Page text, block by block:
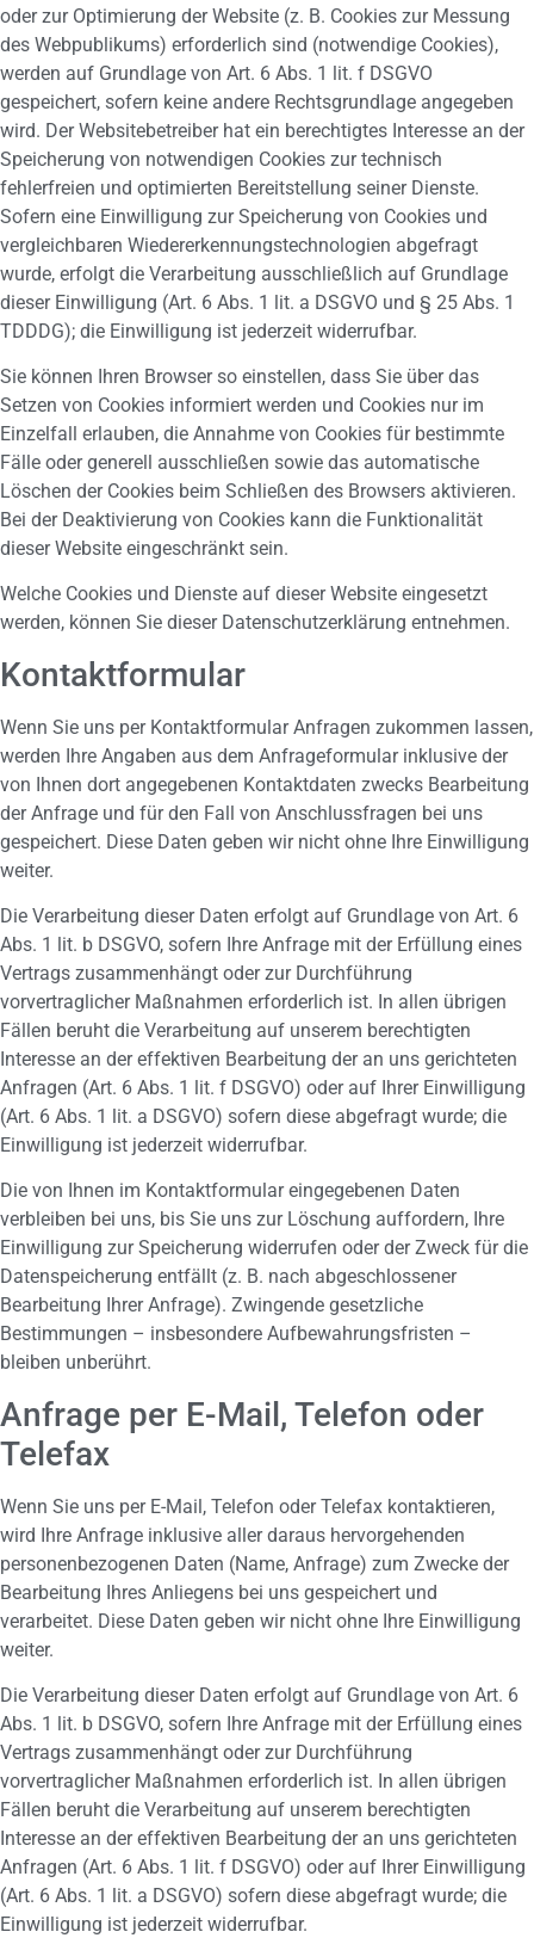
oder zur Optimierung der Website (z. B. Cookies zur Messung
des Webpublikums) erforderlich sind (notwendige Cookies),
werden auf Grundlage von Art. 6 Abs. 1 lit. f DSGVO
gespeichert, sofern keine andere Rechtsgrundlage angegeben
wird. Der Websitebetreiber hat ein berechtigtes Interesse an der
Speicherung von notwendigen Cookies zur technisch
fehlerfreien und optimierten Bereitstellung seiner Dienste.
Sofern eine Einwilligung zur Speicherung von Cookies und
vergleichbaren Wiedererkennungstechnologien abgefragt
wurde, erfolgt die Verarbeitung ausschließlich auf Grundlage
dieser Einwilligung (Art. 6 Abs. 1 lit. a DSGVO und § 25 Abs. 1
TDDDG); die Einwilligung ist jederzeit widerrufbar.
Sie können Ihren Browser so einstellen, dass Sie über das
Setzen von Cookies informiert werden und Cookies nur im
Einzelfall erlauben, die Annahme von Cookies für bestimmte
Fälle oder generell ausschließen sowie das automatische
Löschen der Cookies beim Schließen des Browsers aktivieren.
Bei der Deaktivierung von Cookies kann die Funktionalität
dieser Website eingeschränkt sein.
Welche Cookies und Dienste auf dieser Website eingesetzt
werden, können Sie dieser Datenschutzerklärung entnehmen.
Kontaktformular
Wenn Sie uns per Kontaktformular Anfragen zukommen lassen,
werden Ihre Angaben aus dem Anfrageformular inklusive der
von Ihnen dort angegebenen Kontaktdaten zwecks Bearbeitung
der Anfrage und für den Fall von Anschlussfragen bei uns
gespeichert. Diese Daten geben wir nicht ohne Ihre Einwilligung
weiter.
Die Verarbeitung dieser Daten erfolgt auf Grundlage von Art. 6
Abs. 1 lit. b DSGVO, sofern Ihre Anfrage mit der Erfüllung eines
Vertrags zusammenhängt oder zur Durchführung
vorvertraglicher Maßnahmen erforderlich ist. In allen übrigen
Fällen beruht die Verarbeitung auf unserem berechtigten
Interesse an der effektiven Bearbeitung der an uns gerichteten
Anfragen (Art. 6 Abs. 1 lit. f DSGVO) oder auf Ihrer Einwilligung
(Art. 6 Abs. 1 lit. a DSGVO) sofern diese abgefragt wurde; die
Einwilligung ist jederzeit widerrufbar.
Die von Ihnen im Kontaktformular eingegebenen Daten
verbleiben bei uns, bis Sie uns zur Löschung auffordern, Ihre
Einwilligung zur Speicherung widerrufen oder der Zweck für die
Datenspeicherung entfällt (z. B. nach abgeschlossener
Bearbeitung Ihrer Anfrage). Zwingende gesetzliche
Bestimmungen – insbesondere Aufbewahrungsfristen –
bleiben unberührt.
Anfrage per E-Mail, Telefon oder
Telefax
Wenn Sie uns per E-Mail, Telefon oder Telefax kontaktieren,
wird Ihre Anfrage inklusive aller daraus hervorgehenden
personenbezogenen Daten (Name, Anfrage) zum Zwecke der
Bearbeitung Ihres Anliegens bei uns gespeichert und
verarbeitet. Diese Daten geben wir nicht ohne Ihre Einwilligung
weiter.
Die Verarbeitung dieser Daten erfolgt auf Grundlage von Art. 6
Abs. 1 lit. b DSGVO, sofern Ihre Anfrage mit der Erfüllung eines
Vertrags zusammenhängt oder zur Durchführung
vorvertraglicher Maßnahmen erforderlich ist. In allen übrigen
Fällen beruht die Verarbeitung auf unserem berechtigten
Interesse an der effektiven Bearbeitung der an uns gerichteten
Anfragen (Art. 6 Abs. 1 lit. f DSGVO) oder auf Ihrer Einwilligung
(Art. 6 Abs. 1 lit. a DSGVO) sofern diese abgefragt wurde; die
Einwilligung ist jederzeit widerrufbar.